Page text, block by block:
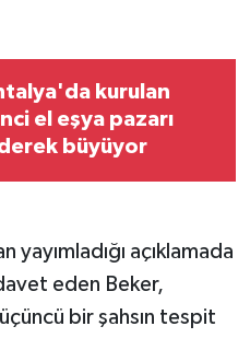
kurulan
el eşya pazarı
büyüyor
yayımladığı açıklamada
eden Beker,
üçüncü bir şahsın tespit